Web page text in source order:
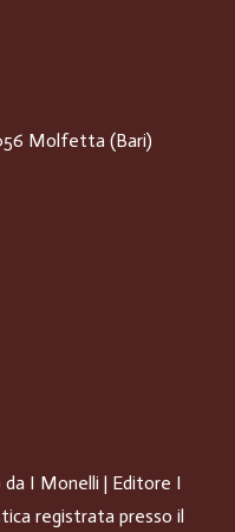
Molfetta (Bari)
I Monelli | Editore I
registrata presso il